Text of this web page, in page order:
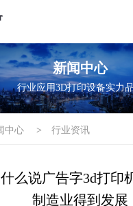
新闻中心
行业应用3D打印设备实力
中心 > 行业资讯
么说广告字3d打印
制造业得到发展